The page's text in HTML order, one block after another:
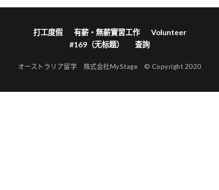
打工度假 有薪・無薪實習工作
Volunteer
#169（无标题）
查詢
オーストラリア留学 株式会社MyStage © Copyright 2020